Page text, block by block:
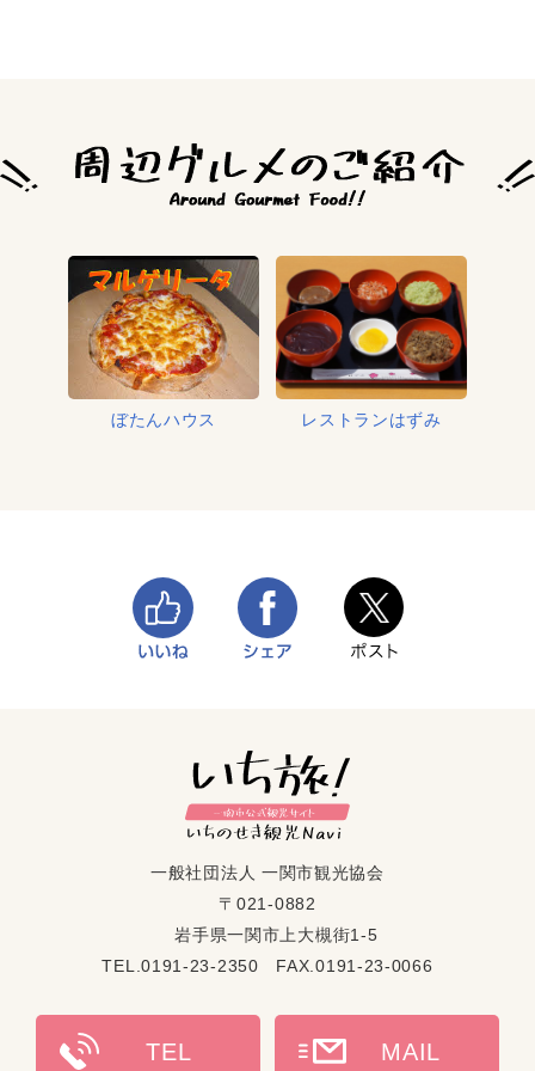
ぼたんハウス レストランはずみ
一般社団法人 一関市観光協会
〒021-0882
岩手県一関市上大槻街1-5
TEL.0191-23-2350 FAX.0191-23-0066